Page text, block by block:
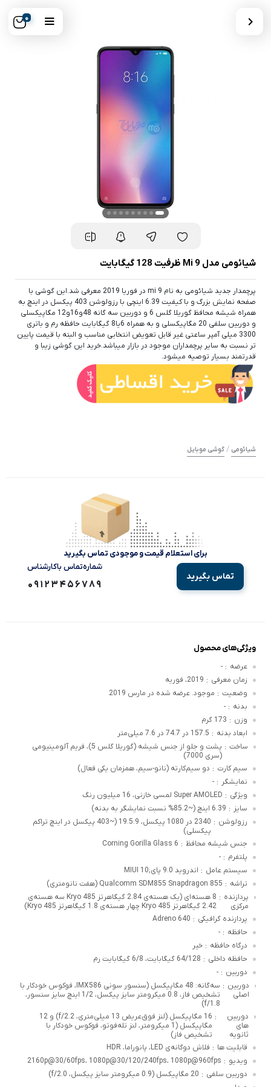
0
شیائومی مدل Mi 9 ظرفیت 128 گیگابایت
پرچمدار جدید شیائومی به نام mi 9 در فوریا 2019 معرفی شد.این گوشی با
صفحه نمایش بزرگ و با کیفیت 6.39 اینچی با رزولوشن 403 پیکسل در اینچ به
همراه شیشه محافظ گوریلا گلس 6 و دوربین سه گانه 48و16و12 مگاپیکسلی
و دوربین سلفی 20 مگاپیکسلی و به همراه 6یا8 گیگابایت حافظه رم و باتری
3300 میلی آمپر ساعتی غیر قابل تعویض انتخابی مناسب و البته با قیمت پایین
تر نسبت به سایر پرچمداران موجود در بازار میباشد.خرید این گوشی زیبا و
قدرتمند بسیار توصیه میشود.
شیائومی / گوشی موبایل
برای استعلام قیمت و موجودی تماس بگیرید
تماس بگیرید
شماره‌تماس‌ با‌کارشناس
09123456789
ویژگی‌های محصول
عرضه :
-
زمان معرفی : 2019، فوریه
وضعیت : موجود. عرضه شده در مارس 2019
بدنه :
-
وزن : 173 گرم
ابعاد بدنه : 157.5 در 74.7 در 7.6 میلی‌متر
ساخت :
پشت و جلو از جنس شیشه (گوریلا گلس 5)، فریم آلومینیومی
(سری 7000)
سیم کارت : دو سیم‌کارته (نانو-سیم، همزمان یکی فعال)
نمایشگر :
-
ویژگی : Super AMOLED لمسی خازنی، 16 میلیون رنگ
سایز : 6.39 اینچ (~85.2% نسبت نمایشگر به بدنه)
رزولوشن :
2340 در 1080 پیکسل، 19.5:9 (~403 پیکسل در اینچ تراکم
پیکسلی)
جنس شیشه محافظ :
Corning Gorilla Glass 6
پلتفرم :
-
سیستم عامل : اندروید 9.0 پای;MIUI 10
تراشه : Qualcomm SDM855 Snapdragon 855 (هفت نانومتری)
پردازنده
مرکزی
:
8 هسته‌ای (یک هسته‌ی 2.84 گیگاهرتز Kryo 485 سه هسته‌ی
2.42 گیگاهرتز Kryo 485 چهار هسته‌ی 1.8 گیگاهرتز Kryo 485)
پردازنده گرافیکی :
Adreno 640
حافظه :
-
درگاه حافظه : خیر
حافظه داخلی : 64/128 گیگابایت، 6/8 گیگابایت رم
دوربین :
-
دوربین
اصلی
:
سه‌گانه: 48 مگاپیکسل (سنسور سونی IMX586، فوکوس خودکار با
تشخیص فاز، 0.8 میکرومتر سایز پیکسل، 1/2 اینچ سایز سنسور،
f/1.8)
دوربین
های
ثانویه
:
16 مگاپیکسل (لنز فوق‌عریض 13 میلی‌متری، f/2.2) و 12
مگاپیکسل (1 میکرومتر، لنز تله‌فوتو، فوکوس خودکار با
تشخیص فاز)
قابلیت ها : فلاش دوگانه‌ی LED، پانوراما، HDR
ویدیو : 2160p@30/60fps، 1080p@30/120/240fps، 1080p@960fps
دوربین سلفی : 20 مگاپیکسل (0.9 میکرومتر سایز پیکسل، f/2.0)